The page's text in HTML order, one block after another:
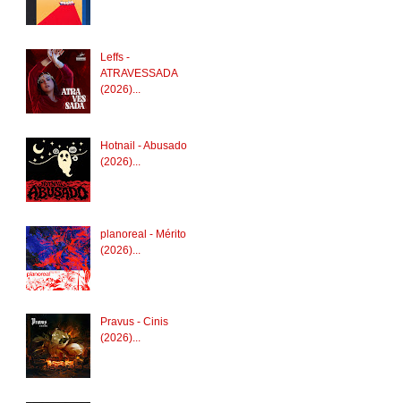
Leffs -
ATRAVESSADA
(2026)...
Hotnail - Abusado
(2026)...
planoreal - Mérito
(2026)...
Pravus - Cinis
(2026)...